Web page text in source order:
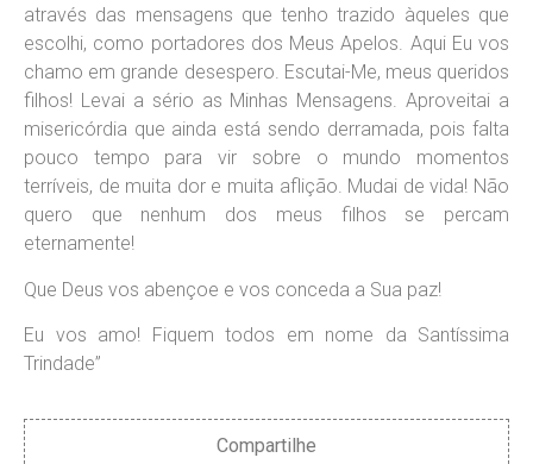
através das mensagens que tenho trazido àqueles que
escolhi, como portadores dos Meus Apelos. Aqui Eu vos
chamo em grande desespero. Escutai-Me, meus queridos
filhos! Levai a sério as Minhas Mensagens. Aproveitai a
misericórdia que ainda está sendo derramada, pois falta
pouco tempo para vir sobre o mundo momentos
terríveis, de muita dor e muita aflição. Mudai de vida! Não
quero que nenhum dos meus filhos se percam
eternamente!
Que Deus vos abençoe e vos conceda a Sua paz!
Eu vos amo! Fiquem todos em nome da Santíssima
Trindade”
Compartilhe